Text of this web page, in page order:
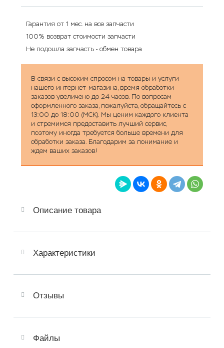
Гарантия от 1 мес. на все запчасти
100% возврат стоимости запчасти
Не подошла запчасть - обмен товара
В связи с высоким спросом на товары и услуги
нашего интернет-магазина, время обработки
заказов увеличено до 24 часов. По вопросам
оформленного заказа, пожалуйста, обращайтесь с
13:00 до 18:00 (МСК). Мы ценим каждого клиента
и стремимся предоставить лучший сервис,
поэтому иногда требуется больше времени для
обработки заказа. Благодарим за понимание и
ждем ваших заказов!
Описание товара
Характеристики
Отзывы
Файлы